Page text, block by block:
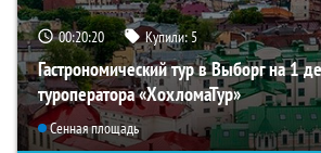
00:20:19 Купили:5
Гастрономический тур в Выборг на 1
туроператора «ХохломаТур»
Сенная площадь